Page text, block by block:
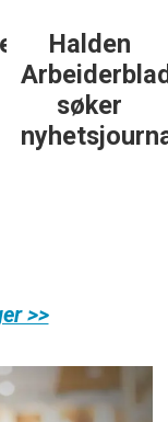
Halden
søker
>>